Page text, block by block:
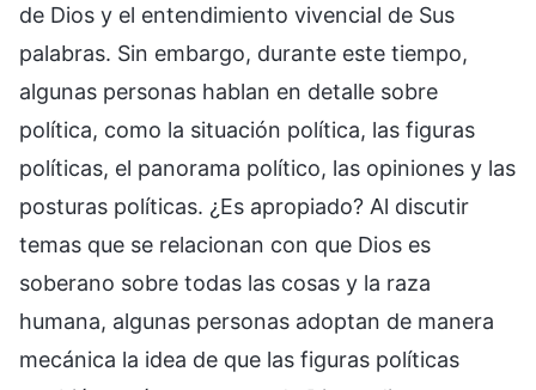
de Dios y el entendimiento vivencial de Sus
palabras. Sin embargo, durante este tiempo,
algunas personas hablan en detalle sobre
política, como la situación política, las figuras
políticas, el panorama político, las opiniones y las
posturas políticas. ¿Es apropiado? Al discutir
temas que se relacionan con que Dios es
soberano sobre todas las cosas y la raza
humana, algunas personas adoptan de manera
mecánica la idea de que las figuras políticas